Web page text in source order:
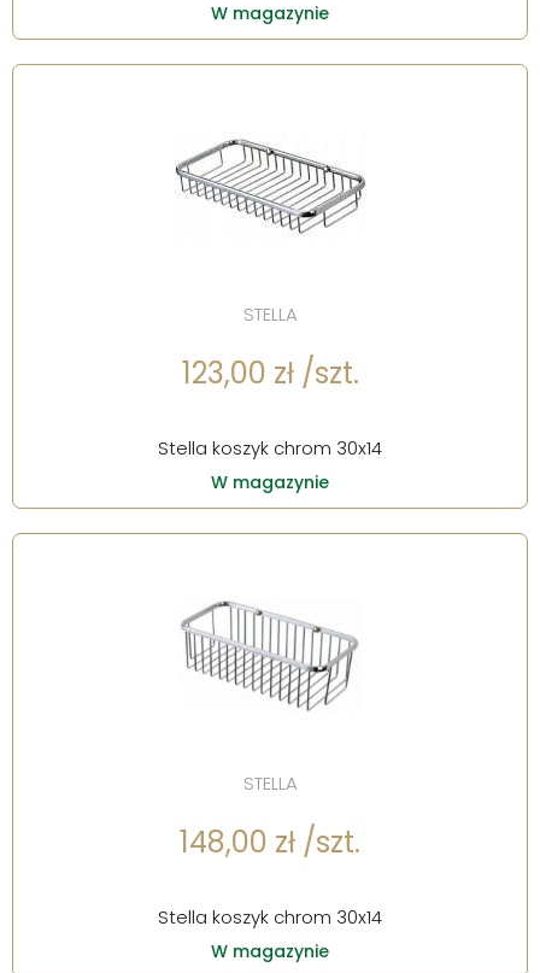
W magazynie
STELLA
123,00 zł /szt.
Stella koszyk chrom 30x14
W magazynie
STELLA
148,00 zł /szt.
Stella koszyk chrom 30x14
W magazynie